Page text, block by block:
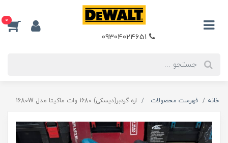
0
خانه فهرست محصولات اره گردبر(دیسکی) 1680 وات ماکیتا مدل 1680W